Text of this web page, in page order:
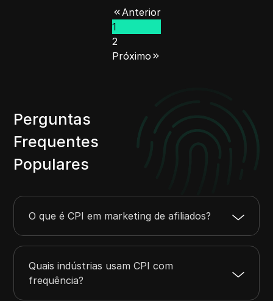
Anterior
1
2
Próximo
Perguntas
Frequentes
Populares
O que é CPI em marketing de afiliados?
Quais indústrias usam CPI com
frequência?